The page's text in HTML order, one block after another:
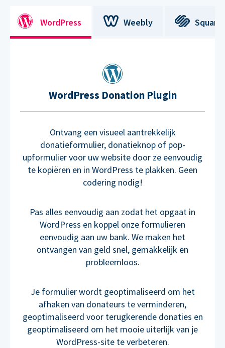
WordPress Weebly
WordPress Donation Plugin
Ontvang een visueel aantrekkelijk
donatieformulier, donatieknop of pop-
upformulier voor uw website door ze eenvoudig
te kopiëren en in WordPress te plakken. Geen
codering nodig!
Pas alles eenvoudig aan zodat het opgaat in
WordPress en koppel onze formulieren
eenvoudig aan uw bank. We maken het
ontvangen van geld snel, gemakkelijk en
probleemloos.
Je formulier wordt geoptimaliseerd om het
afhaken van donateurs te verminderen,
geoptimaliseerd voor terugkerende donaties en
geoptimaliseerd om het mooie uiterlijk van je
WordPress-site te verbeteren.